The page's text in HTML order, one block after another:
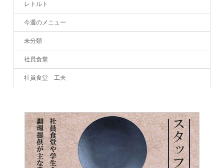
レトルト
今週のメニュー
未分類
社員食堂
社員食堂 工夫